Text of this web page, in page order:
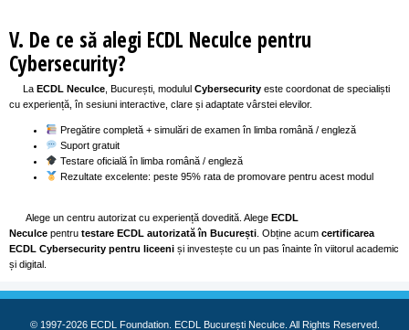
V. De ce să alegi ECDL Neculce pentru
Cybersecurity?
La ECDL Neculce , București, modulul Cybersecurity este coordonat de specialiști
cu experiență, în sesiuni interactive, clare și adaptate vârstei elevilor.
Pregătire completă + simulări de examen în limba română / engleză
Suport gratuit
Testare oficială în limba română / engleză
Rezultate excelente: peste 95% rata de promovare pentru acest modul
Alege un centru autorizat cu experiență dovedită. Alege ECDL
Neculce pentru testare ECDL autorizată în București. Obține acum certificarea
ECDL Cybersecurity pentru liceeni și investește cu un pas înainte în viitorul academic
și digital.
© 1997-2026 ECDL Foundation. ECDL București Neculce. All Rights Reserved.